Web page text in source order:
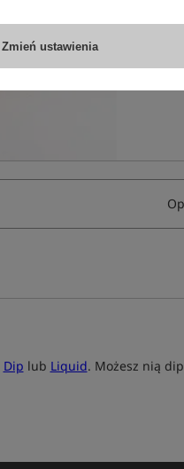
Zmień ustawienia
Dip lub Liquid. Możesz nią